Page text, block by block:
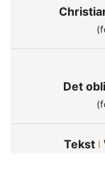
Det
Tekst ǀ